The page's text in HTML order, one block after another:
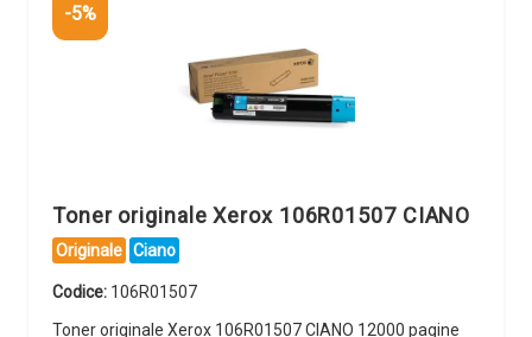
-5%
Toner originale Xerox 106R01507 CIANO
Originale Ciano
Codice: 106R01507
Toner originale Xerox 106R01507 CIANO 12000 pagine